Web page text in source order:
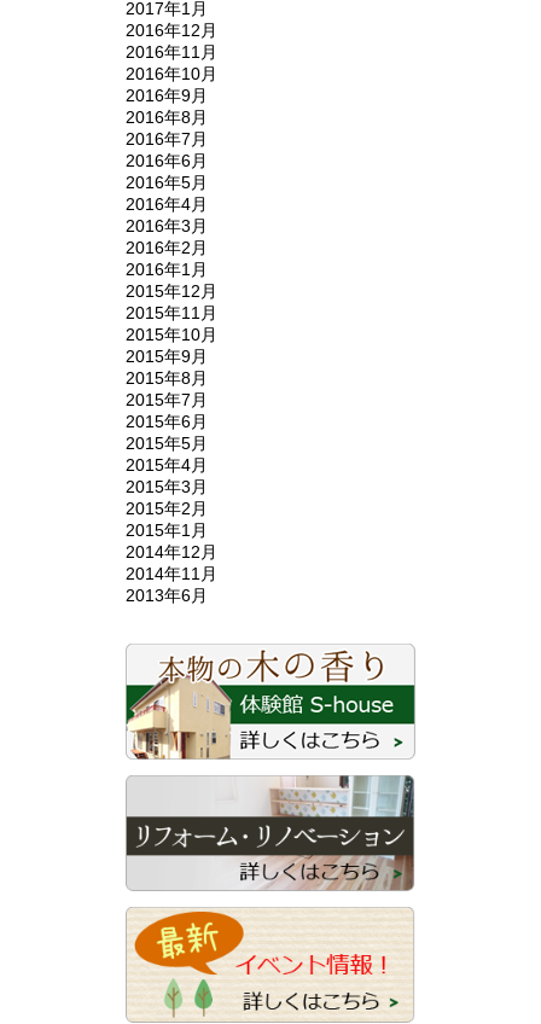
2017年1月
2016年12月
2016年11月
2016年10月
2016年9月
2016年8月
2016年7月
2016年6月
2016年5月
2016年4月
2016年3月
2016年2月
2016年1月
2015年12月
2015年11月
2015年10月
2015年9月
2015年8月
2015年7月
2015年6月
2015年5月
2015年4月
2015年3月
2015年2月
2015年1月
2014年12月
2014年11月
2013年6月